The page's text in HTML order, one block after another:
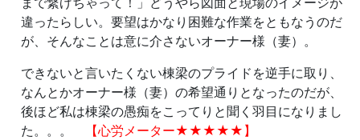
違ったらしい。要望はかなり困難な作業をともなうのだ
が、そんなことは意に介さないオーナー様（妻）。
できないと言いたくない棟梁のプライドを逆手に取り、
なんとかオーナー様（妻）の希望通りとなったのだが、
後ほど私は棟梁の愚痴をこってりと聞く羽目になりまし
た。。。
【心労メーター★★★★★】